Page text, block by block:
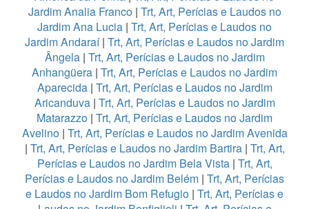
Jardim Analia Franco| Trt, Art, Perícias e Laudos no
Jardim Ana Lucia | Trt, Art, Perícias e Laudos no
Jardim Andaraí| Trt, Art, Perícias e Laudos no Jardim
Ângela| Trt, Art, Perícias e Laudos no Jardim
Anhangüera | Trt, Art, Perícias e Laudos no Jardim
Aparecida| Trt, Art, Perícias e Laudos no Jardim
Aricanduva| Trt, Art, Perícias e Laudos no Jardim
Matarazzo | Trt, Art, Perícias e Laudos no Jardim
Avelino| Trt, Art, Perícias e Laudos no Jardim Avenida
| Trt, Art, Perícias e Laudos no Jardim Bartira| Trt, Art,
Perícias e Laudos no Jardim Bela Vista| Trt, Art,
Perícias e Laudos no Jardim Belém | Trt, Art, Perícias
e Laudos no Jardim Bom Refugio | Trt, Art, Perícias e